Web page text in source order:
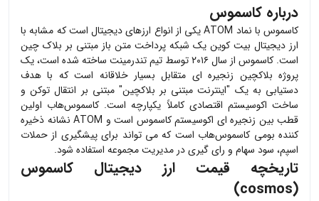
درباره کاسموس
کاسموس با نماد ATOM یکی از انواع ارزهای دیجیتال است که مشابه با
ارز دیجیتال بیت کوین یک شبکه پرداخت متن باز مبتنی بر بلاک چین
است. کاسموس از سال ۲۰۱۶ توسط تیم تندرمینت ساخته شده است، یک
پروژه بلاکچین زنجیره ای متقابل بسیار خلاقانه است که با هدف
دستیابی به یک "اینترنت مبتنی بر بلاکچین" مبتنی بر انتقال توکن و
ساخت اکوسیستم اقتصادی کاملاً یکپارچه است. کاسموس‌هاب اولین
قطب بین زنجیره ای اکوسیستم کاسموس است و ATOM نشانه ذخیره
کننده بومی کاسموس‌هاب است که می تواند برای پیشگیری از حملات
اسپم، سود سهام و رای گیری در مدیریت مجموعه استفاده شود.
تاریخچه قیمت ارز دیجیتال کاسموس
(cosmos)